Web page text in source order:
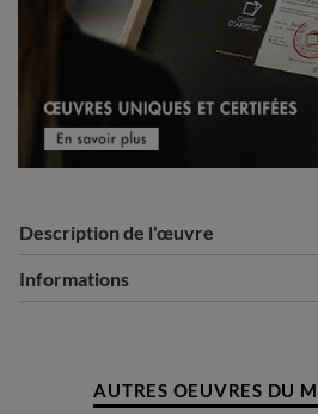
Description de l'œuvre
Informations
AUTRES OEUVRES DU